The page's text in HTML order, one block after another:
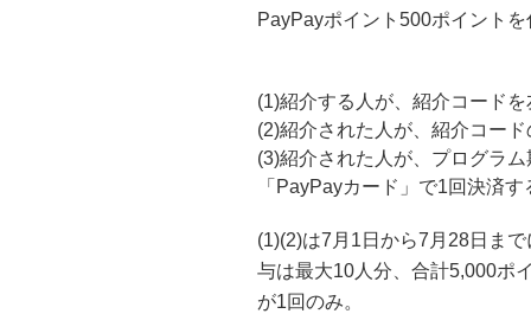
PayPayポイント500ポイント
(1)紹介する人が、紹介コード
(2)紹介された人が、紹介コー
(3)紹介された人が、プログラ
「PayPayカード」で1回決済す
(1)(2)は7月1日から7月28日ま
与は最大10人分、合計5,000ポ
が1回のみ。